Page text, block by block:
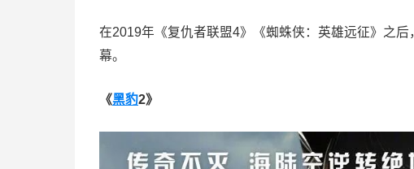
在2019年《复仇者联盟4》《蜘蛛侠：英雄远征》之
幕。
《黑豹2》